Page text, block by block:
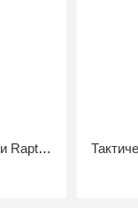
Тактические брюки с наколенниками Raptor Pro Gen 2 FLEX Мультикам 50/3